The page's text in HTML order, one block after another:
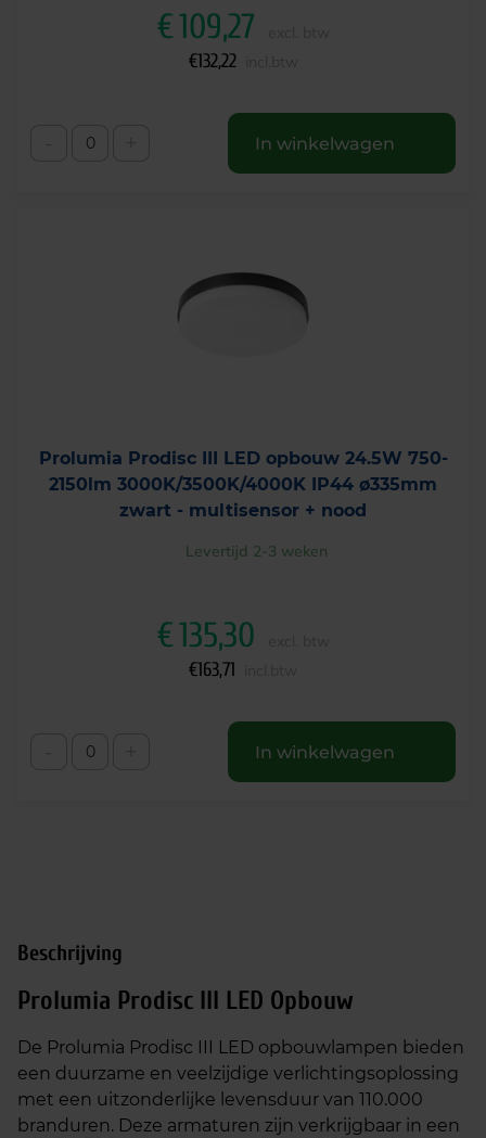
€109,27
€132,22
In winkelwagen
Prolumia Prodisc III LED opbouw 24.5W 750-
2150lm 3000K/3500K/4000K IP44 ø335mm
zwart - multisensor + nood
Levertijd 2-3 weken
€135,30
€163,71
In winkelwagen
Beschrijving
Prolumia Prodisc III LED Opbouw
De Prolumia Prodisc III LED opbouwlampen bieden
een duurzame en veelzijdige verlichtingsoplossing
met een uitzonderlijke levensduur van 110.000
branduren. Deze armaturen zijn verkrijgbaar in een